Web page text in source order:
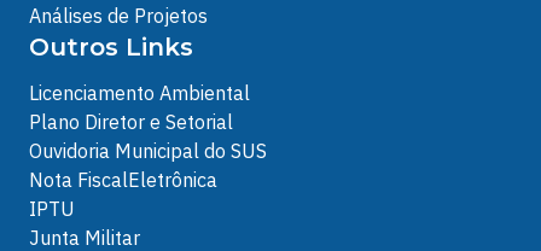
Análises de Projetos
Outros Links
Licenciamento Ambiental
Plano Diretor e Setorial
Ouvidoria Municipal do SUS
Nota FiscalEletrônica
IPTU
Junta Militar